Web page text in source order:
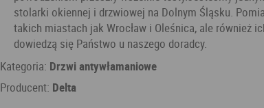
stolarki okiennej i drzwiowej na Dolnym Śląsku.
takich miastach jak Wrocław i Oleśnica, ale również
dowiedzą się Państwo u naszego doradcy.
Kategoria: Drzwi antywłamaniowe
Producent: Delta